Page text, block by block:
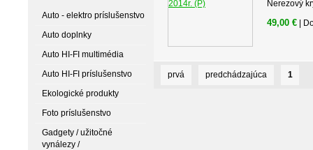
Auto - elektro príslušenstvo
Auto doplnky
Auto HI-FI multimédia
Auto HI-FI príslušenstvo
Ekologické produkty
Foto príslušenstvo
Gadgety / užitočné
vynálezy /
Nerezový
49,00 € |
prvá predchádzajúca 1